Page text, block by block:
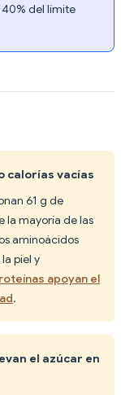
del límite
calorías vacías
61 g de
la mayoría de las
aminoácidos
piel y
apoyan el
.
el azúcar en